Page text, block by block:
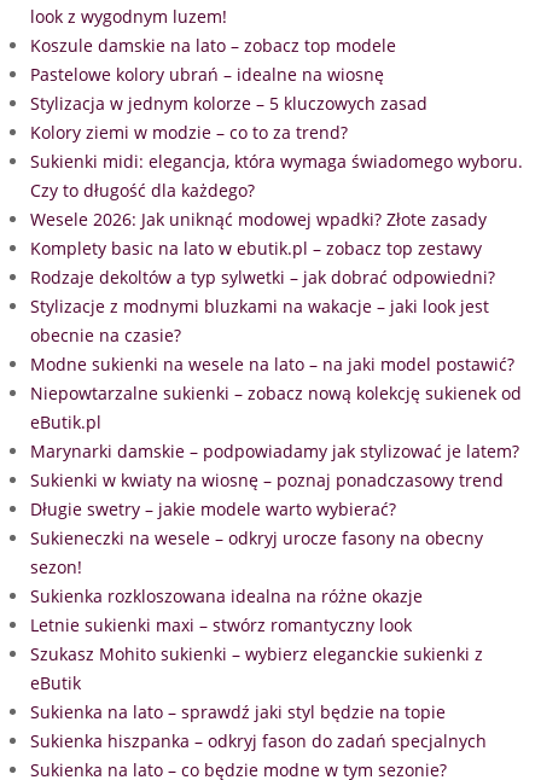
look z wygodnym luzem!
Koszule damskie na lato – zobacz top modele
Pastelowe kolory ubrań – idealne na wiosnę
Stylizacja w jednym kolorze – 5 kluczowych zasad
Kolory ziemi w modzie – co to za trend?
Sukienki midi: elegancja, która wymaga świadomego wyboru.
Czy to długość dla każdego?
Wesele 2026: Jak uniknąć modowej wpadki? Złote zasady
Komplety basic na lato w ebutik.pl – zobacz top zestawy
Rodzaje dekoltów a typ sylwetki – jak dobrać odpowiedni?
Stylizacje z modnymi bluzkami na wakacje – jaki look jest
obecnie na czasie?
Modne sukienki na wesele na lato – na jaki model postawić?
Niepowtarzalne sukienki – zobacz nową kolekcję sukienek od
eButik.pl
Marynarki damskie – podpowiadamy jak stylizować je latem?
Sukienki w kwiaty na wiosnę – poznaj ponadczasowy trend
Długie swetry – jakie modele warto wybierać?
Sukieneczki na wesele – odkryj urocze fasony na obecny
sezon!
Sukienka rozkloszowana idealna na różne okazje
Letnie sukienki maxi – stwórz romantyczny look
Szukasz Mohito sukienki – wybierz eleganckie sukienki z
eButik
Sukienka na lato – sprawdź jaki styl będzie na topie
Sukienka hiszpanka – odkryj fason do zadań specjalnych
Sukienka na lato – co będzie modne w tym sezonie?